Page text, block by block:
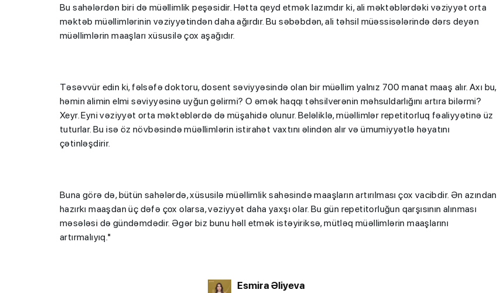
Bu sahələrdən biri də müəllimlik peşəsidir. Hətta qeyd etmək lazımdır ki, ali məktəblərdəki vəziyyət orta
məktəb müəllimlərinin vəziyyətindən daha ağırdır. Bu səbəbdən, ali təhsil müəssisələrində dərs deyən
müəllimlərin maaşları xüsusilə çox aşağıdır.
Təsəvvür edin ki, fəlsəfə doktoru, dosent səviyyəsində olan bir müəllim yalnız 700 manat maaş alır. Axı bu,
həmin alimin elmi səviyyəsinə uyğun gəlirmi? O əmək haqqı təhsilverənin məhsuldarlığını artıra bilərmi?
Xeyr. Eyni vəziyyət orta məktəblərdə də müşahidə olunur. Beləliklə, müəllimlər repetitorluq fəaliyyətinə üz
tuturlar. Bu isə öz növbəsində müəllimlərin istirahət vaxtını əlindən alır və ümumiyyətlə həyatını
çətinləşdirir.
Buna görə də, bütün sahələrdə, xüsusilə müəllimlik sahəsində maaşların artırılması çox vacibdir. Ən azından
hazırkı maaşdan üç dəfə çox olarsa, vəziyyət daha yaxşı olar. Bu gün repetitorluğun qarşısının alınması
məsələsi də gündəmdədir. Əgər biz bunu həll etmək istəyiriksə, mütləq müəllimlərin maaşlarını
artırmalıyıq."
Esmira Əliyeva